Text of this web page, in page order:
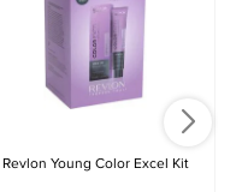
Revlon Young Color Excel Kit